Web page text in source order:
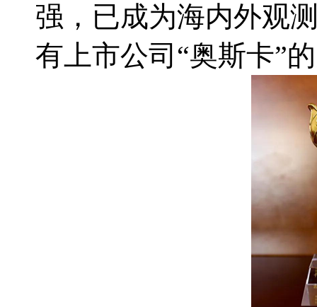
强，已成为海内外观
有上市公司“奥斯卡”